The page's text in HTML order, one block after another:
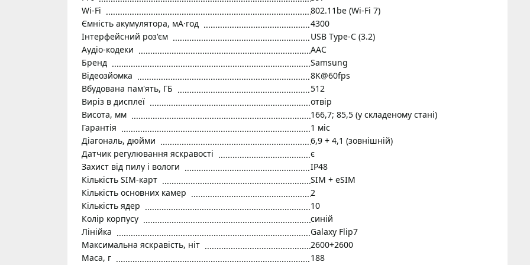
Wi-Fi
802.11be (Wi-Fi 7)
Ємність акумулятора, мА·год
4300
Інтерфейсний роз'єм
USB Type-C (3.2)
Аудіо-кодеки
AAC
Бренд
Samsung
Відеозйомка
8K@60fps
Вбудована пам'ять, ГБ
512
Виріз в дисплеї
отвір
Висота, мм
166,7; 85,5 (у складеному стані)
Гарантія
1 міс
Діагональ, дюйми
6,9 + 4,1 (зовнішній)
Датчик регулювання яскравості
є
Захист від пилу і вологи
IP48
Кількість SIM-карт
SIM + eSIM
Кількість основних камер
2
Кількість ядер
10
Колір корпусу
синій
Лінійка
Galaxy Flip7
Максимальна яскравість, ніт
2600+2600
Маса, г
188